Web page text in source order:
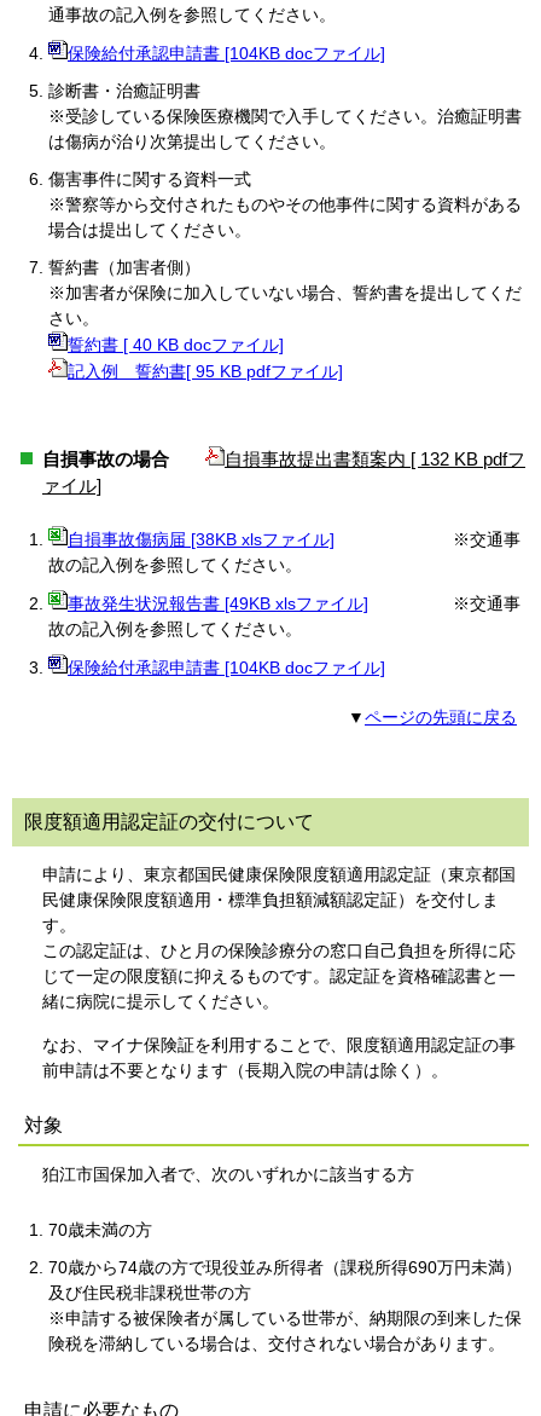
通事故の記入例を参照してください。
保険給付承認申請書 [104KB docファイル]
診断書・治癒証明書
※受診している保険医療機関で入手してください。治癒証明書
は傷病が治り次第提出してください。
傷害事件に関する資料一式
※警察等から交付されたものやその他事件に関する資料がある
場合は提出してください。
誓約書（加害者側）
※加害者が保険に加入していない場合、誓約書を提出してくだ
さい。
誓約書 [ 40 KB docファイル]
記入例＿誓約書[ 95 KB pdfファイル]
自損事故の場合
自損事故提出書類案内 [ 132 KB pdfフ
ァイル]
自損事故傷病届 [38KB xlsファイル] ※交通事
故の記入例を参照してください。
事故発生状況報告書 [49KB xlsファイル] ※交通事
故の記入例を参照してください。
保険給付承認申請書 [104KB docファイル]
▼ページの先頭に戻る
限度額適用認定証の交付について
申請により、東京都国民健康保険限度額適用認定証（東京都国
民健康保険限度額適用・標準負担額減額認定証）を交付しま
す。
この認定証は、ひと月の保険診療分の窓口自己負担を所得に応
じて一定の限度額に抑えるものです。認定証を資格確認書と一
緒に病院に提示してください。
なお、マイナ保険証を利用することで、限度額適用認定証の事
前申請は不要となります（長期入院の申請は除く）。
対象
狛江市国保加入者で、次のいずれかに該当する方
70歳未満の方
70歳から74歳の方で現役並み所得者（課税所得690万円未満）
及び住民税非課税世帯の方
※申請する被保険者が属している世帯が、納期限の到来した保
険税を滞納している場合は、交付されない場合があります。
申請に必要なもの